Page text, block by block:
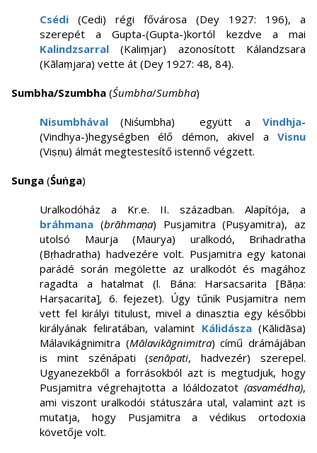
Csédi (Cedi) régi fővárosa (Dey 1927: 196), a
szerepét a Gupta-(Gupta-)kortól kezdve a mai
Kalindzsarral (Kaliṃjar) azonosított Kálandzsara
(Kālaṃjara) vette át (Dey 1927: 48, 84).
Sumbha/Szumbha (Śumbha/Sumbha)
Nisumbhával (Niśumbha) együtt a Vindhja-
(Vindhya-)hegységben élő démon, akivel a Visnu
(Viṣṇu) álmát megtestesítő istennő végzett.
Sunga (Śuṅga)
Uralkodóház a Kr.e. II. században. Alapítója, a
bráhmana (brāhmaṇa) Pusjamitra (Puṣyamitra), az
utolsó Maurja (Maurya) uralkodó, Brihadratha
(Bṛhadratha) hadvezére volt. Pusjamitra egy katonai
parádé során megölette az uralkodót és magához
ragadta a hatalmat (l. Bána: Harsacsarita [Bāṇa:
Harṣacarita], 6. fejezet). Úgy tűnik Pusjamitra nem
vett fel királyi titulust, mivel a dinasztia egy későbbi
királyának feliratában, valamint Kálidásza(Kālidāsa)
Málavikágnimitra (Mālavikāgnimitra) című drámájában
is mint szénápati (senāpati, hadvezér) szerepel.
Ugyanezekből a forrásokból azt is megtudjuk, hogy
Pusjamitra végrehajtotta a lóáldozatot (asvamédha),
ami viszont uralkodói státuszára utal, valamint azt is
mutatja, hogy Pusjamitra a védikus ortodoxia
követője volt.